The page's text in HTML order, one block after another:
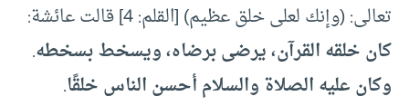
تعالى: (وإنك لعلى خلق عظيم) [القلم: 4] قالت عائشة:
كان خلقه القرآن، يرضى برضاه، ويسخط بسخطه.
وكان عليه الصلاة والسلام أحسن الناس خلقًا.